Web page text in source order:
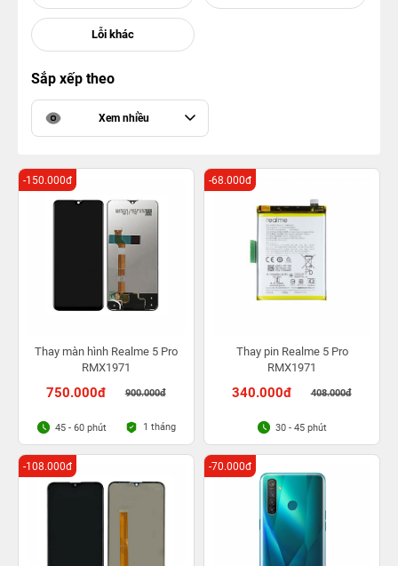
Sắp xếp theo
Xem nhiều
Thay màn hình Realme 5 Pro
RMX1971
750.000đ 900.000đ
-150.000đ
45 - 60 phút 1 tháng
Thay pin Realme 5 Pro
RMX1971
340.000đ 408.000đ
-68.000đ
30 - 45 phút
-108.000đ -70.000đ